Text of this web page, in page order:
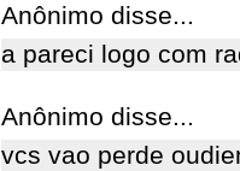
Anônimo disse...
a pareci logo com
Anônimo disse...
vcs vao perde